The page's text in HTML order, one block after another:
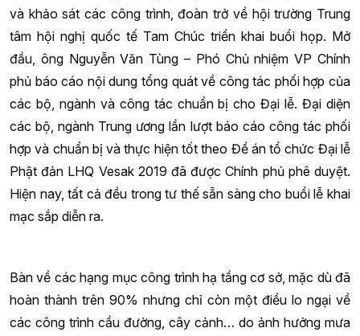
và khảo sát các công trình, đoàn trở về hội trường Trung
tâm hội nghị quốc tế Tam Chúc triển khai buổi họp. Mở
đầu, ông Nguyễn Văn Tùng – Phó Chủ nhiệm VP Chính
phủ báo cáo nội dung tổng quát về công tác phối hợp của
các bộ, ngành và công tác chuẩn bị cho Đại lễ. Đại diện
các bộ, ngành Trung ương lần lượt báo cáo công tác phối
hợp và chuẩn bị và thực hiện tốt theo Đề án tổ chức Đại lễ
Phật đản LHQ Vesak 2019 đã được Chính phủ phê duyệt.
Hiện nay, tất cả đều trong tư thế sẵn sàng cho buổi lễ khai
mạc sắp diễn ra.
Bàn về các hạng mục công trình hạ tầng cơ sở, mặc dù đã
hoàn thành trên 90% nhưng chỉ còn một điều lo ngại về
các công trình cầu đường, cây cảnh… do ảnh hưởng mưa